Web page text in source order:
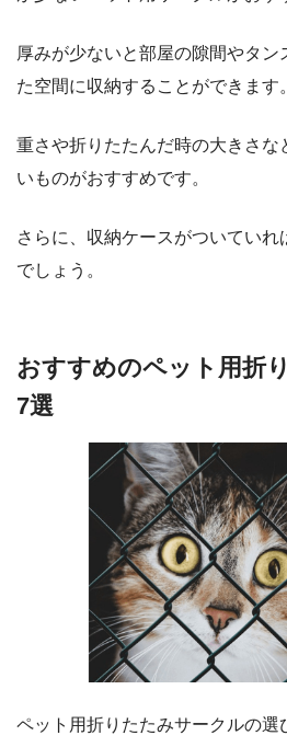
厚みが少ないと部屋の隙間やタン
た空間に収納することができます。
重さや折りたたんだ時の大きさな
いものがおすすめです。
さらに、収納ケースがついていれ
でしょう。
おすすめのペット用折
7選
ペット用折りたたみサークルの選